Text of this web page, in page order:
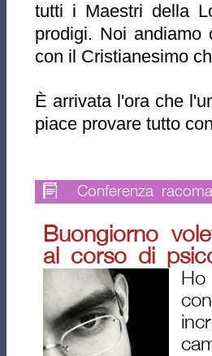
tutti i Maestri della
prodigi. Noi andiamo
con il Cristianesimo
È arrivata l'ora che
piace provare tutto
Conferenza
Buongiorno
al corso di